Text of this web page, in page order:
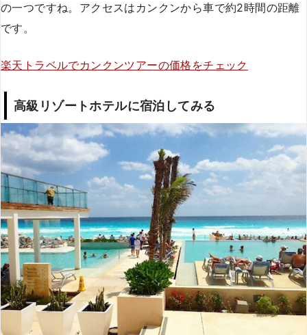
の一つですね。アクセスはカンクンから車で約2時間の距離
です。
楽天トラベルでカンクンツアーの価格をチェック
高級リゾートホテルに宿泊してみる